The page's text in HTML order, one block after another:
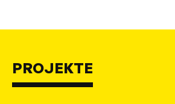
PROJEKTE